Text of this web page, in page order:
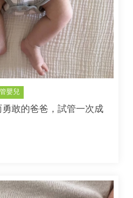
嬰兒
敢的爸爸，試管一次成